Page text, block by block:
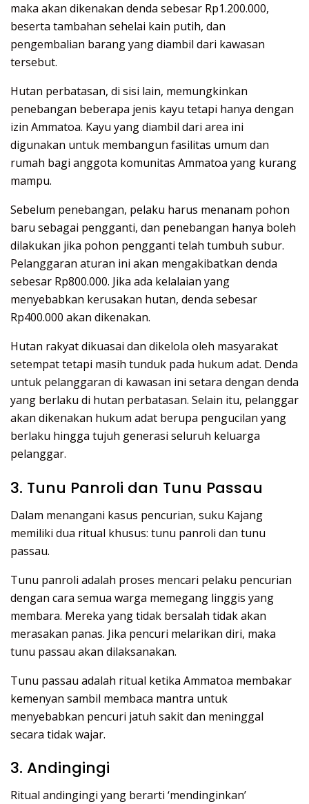
maka akan dikenakan denda sebesar Rp1.200.000,
beserta tambahan sehelai kain putih, dan
pengembalian barang yang diambil dari kawasan
tersebut.
Hutan perbatasan, di sisi lain, memungkinkan
penebangan beberapa jenis kayu tetapi hanya dengan
izin Ammatoa. Kayu yang diambil dari area ini
digunakan untuk membangun fasilitas umum dan
rumah bagi anggota komunitas Ammatoa yang kurang
mampu.
Sebelum penebangan, pelaku harus menanam pohon
baru sebagai pengganti, dan penebangan hanya boleh
dilakukan jika pohon pengganti telah tumbuh subur.
Pelanggaran aturan ini akan mengakibatkan denda
sebesar Rp800.000. Jika ada kelalaian yang
menyebabkan kerusakan hutan, denda sebesar
Rp400.000 akan dikenakan.
Hutan rakyat dikuasai dan dikelola oleh masyarakat
setempat tetapi masih tunduk pada hukum adat. Denda
untuk pelanggaran di kawasan ini setara dengan denda
yang berlaku di hutan perbatasan. Selain itu, pelanggar
akan dikenakan hukum adat berupa pengucilan yang
berlaku hingga tujuh generasi seluruh keluarga
pelanggar.
3. Tunu Panroli dan Tunu Passau
Dalam menangani kasus pencurian, suku Kajang
memiliki dua ritual khusus: tunu panroli dan tunu
passau.
Tunu panroli adalah proses mencari pelaku pencurian
dengan cara semua warga memegang linggis yang
membara. Mereka yang tidak bersalah tidak akan
merasakan panas. Jika pencuri melarikan diri, maka
tunu passau akan dilaksanakan.
Tunu passau adalah ritual ketika Ammatoa membakar
kemenyan sambil membaca mantra untuk
menyebabkan pencuri jatuh sakit dan meninggal
secara tidak wajar.
3. Andingingi
Ritual andingingi yang berarti ‘mendinginkan’